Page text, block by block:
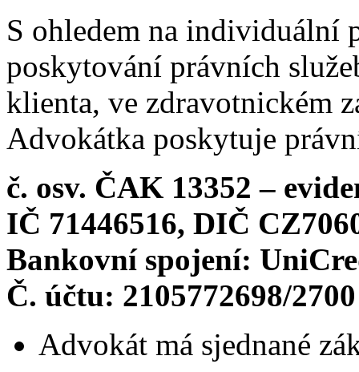
S ohledem na individuální
poskytování právních
klienta, ve zdravotnickém
Advokátka poskytuje
č. osv. ČAK 13352 –
IČ 71446516, DIČ
Bankovní spojení:
Č. účtu: 2105772698/2700
Advokát má sjednané